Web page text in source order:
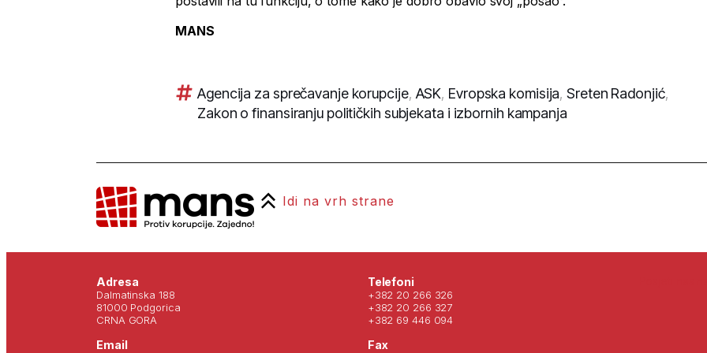
MANS
Agencija za sprečavanje korupcije, ASK, Evropska komisija,Sreten Radonjić,
Zakon o finansiranju političkih subjekata i izbornih kampanja
Idi na vrh strane
Adresa
Dalmatinska 188
81000 Podgorica
CRNA GORA
Email
Telefoni
+382 20 266 326
+382 20 266 327
+382 69 446 094
Fax